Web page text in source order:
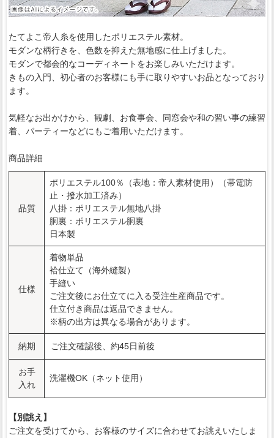
たてよこ帝人糸を使用したポリエステル素材。
モダンな柄行きを、色数を抑えた無地感に仕上げました。
モダンで都会的なコーディネートをお楽しみいただけます。
きもの入門、初心者のお客様にも手に取りやすいお品となっており
ます。
気軽なお出かけから、観劇、お食事会、同窓会や和の習い事の練習
着、パーティーなどにもご着用いただけます。
商品詳細
品質
ポリエステル100％（表地：帝人素材使用）（帯電防
止・撥水加工済み）
八掛：ポリエステル無地八掛
胴裏：ポリエステル胴裏
日本製
仕様
着物単品
袷仕立て（海外縫製）
手縫い
ご注文後にお仕立てに入る受注生産商品です。
仕立付き商品は返品できません。
※柄の出方は異なる場合があります。
納期 ご注文確認後、約45日前後
お手
入れ
洗濯機OK（ネット使用）
【別誂え】
ご注文を受けてから、お客様のサイズに合わせてお誂えいたしま